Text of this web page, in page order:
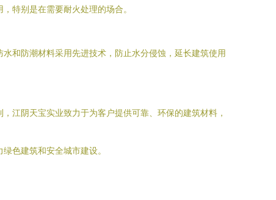
特别是在需要耐火处理的场合。
和防潮材料采用先进技术，防止水分侵蚀，延长建筑使用
江阴天宝实业致力于为客户提供可靠、环保的建筑材料，
色建筑和安全城市建设。